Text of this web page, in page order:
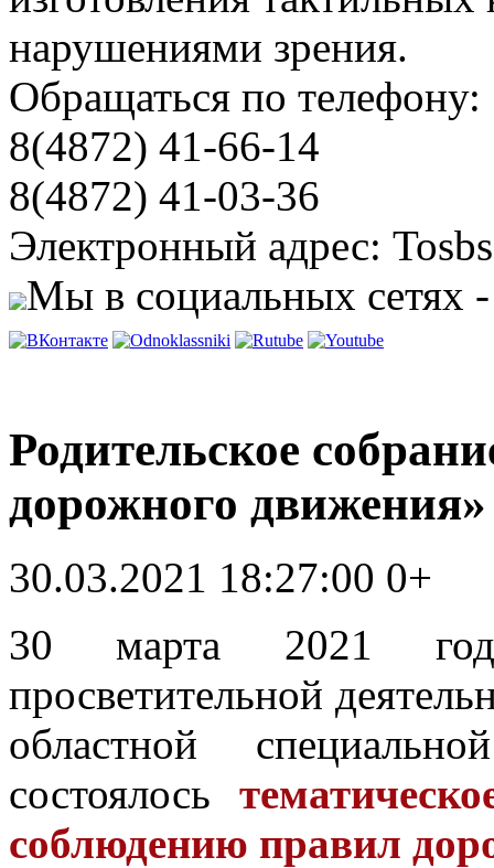
нарушениями зрения.
Обращаться по телефону:
8(4872) 41-66-14
8(4872) 41-03-36
Электронный адрес:
Мы в социальных сетях
Родительское
дорожного движения»
30.03.2021 18:27:00 0+
30 марта 2021
просветительной
областной
состоялось
соблюдению правил